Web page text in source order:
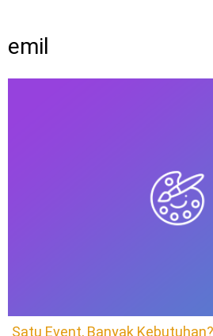
emil
Satu Event, Banyak